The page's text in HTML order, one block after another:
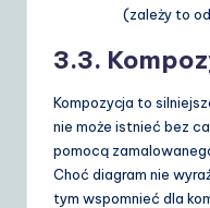
(zależy to
3.3.
Kompozycja to
nie może istnieć bez
pomocą
Choć diagram nie
tym wspomnieć dla